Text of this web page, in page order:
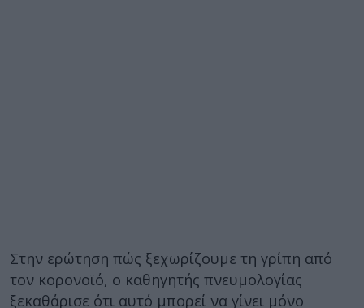
Στην ερώτηση πώς ξεχωρίζουμε τη γρίπη από
τον κορονοϊό, ο καθηγητής πνευμολογίας
ξεκαθάρισε ότι αυτό μπορεί να γίνει μόνο